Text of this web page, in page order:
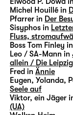
Michel Houillé in
Pfarrer in Der
Sisyphos in
Fluss,
Boss Tom Finley in
Leo / SA-Mann in
allein / Die
Fred in Ännie
Eugen, Yolanda,
Seele auf
Viktor, ein Jäger
(UA)